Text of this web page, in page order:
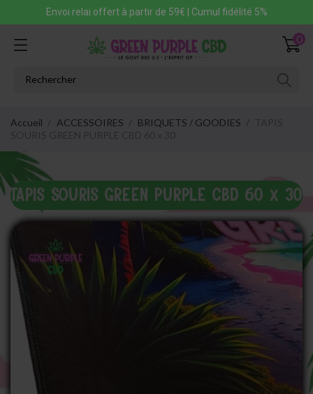
Envoi relai offert à partir de 59€ | Cumul fidélité 5%
0
Accueil ACCESSOIRES BRIQUETS / GOODIES
TAPIS
SOURIS GREEN PURPLE CBD 60 x 30
TAPIS SOURIS GREEN PURPLE CBD 60 x 30